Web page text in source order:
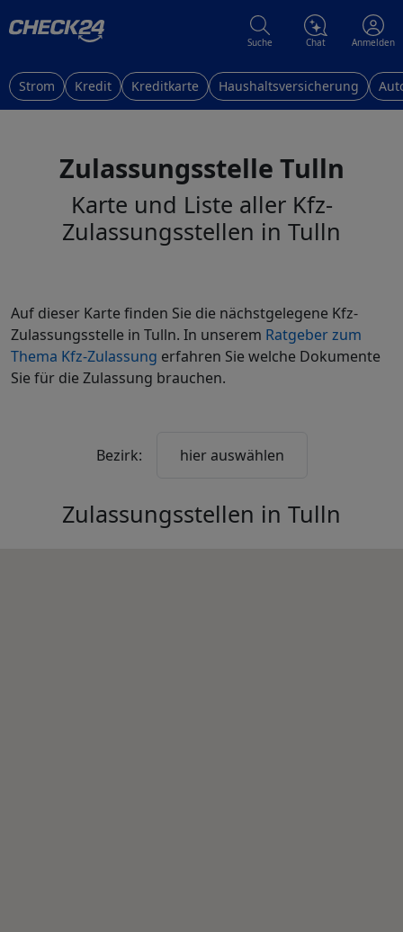
Suche Chat Anmelden
Strom Kredit Kreditkarte Haushaltsversicherung
Zulassungsstelle Tulln
Karte und Liste aller Kfz-
Zulassungsstellen in Tulln
Auf dieser Karte finden Sie die nächstgelegene Kfz-
Zulassungsstelle in Tulln. In unserem Ratgeber zum
Thema Kfz-Zulassung erfahren Sie welche Dokumente
Sie für die Zulassung brauchen.
Bezirk: hier auswählen
Zulassungsstellen in Tulln